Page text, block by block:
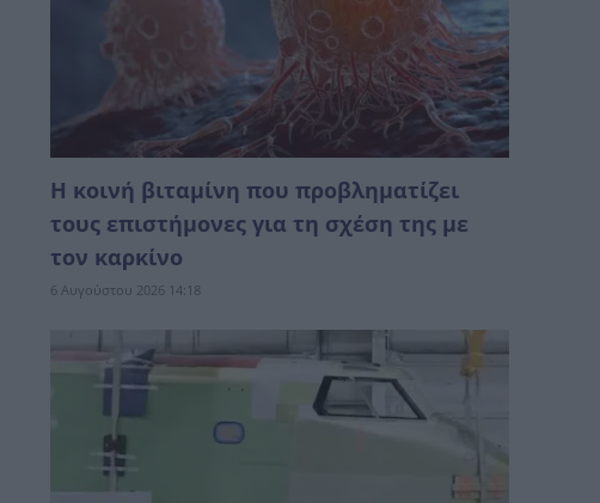
Η κοινή βιταμίνη που προβληματίζει
τους επιστήμονες για τη σχέση της με
τον καρκίνο
6 Αυγούστου 2026 14:18